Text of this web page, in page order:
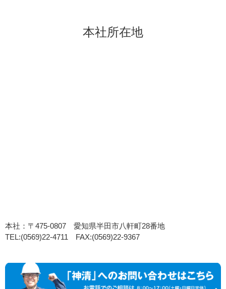
本社所在地
本社：〒475-0807 愛知県半田市八軒町28番地
TEL:(0569)22-4711 FAX:(0569)22-9367